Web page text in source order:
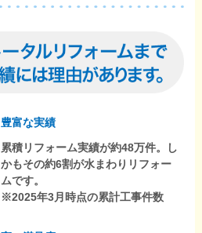
豊富な実績
累積リフォーム実績が約48万件。し
かもその約6割が水まわりリフォー
ムです。
※2025年3月時点の累計工事件数